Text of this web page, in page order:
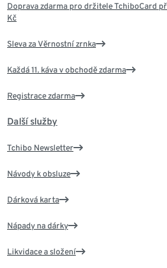
Doprava zdarma pro držitele TchiboCard
Kč
Sleva za Věrnostní zrnka
Každá 11. káva v obchodě zdarma
Registrace zdarma
Další služby
Tchibo Newsletter
Návody k obsluze
Dárková karta
Nápady na dárky
Likvidace a složení